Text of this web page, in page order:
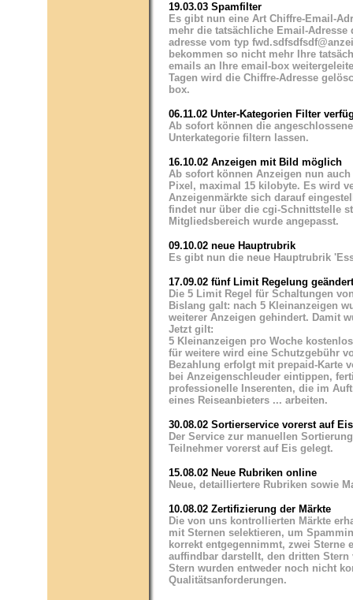
19.03.03 Spamfilter
Es gibt nun eine Art Chiffre-Email-
mehr die tatsächliche Email-
adresse vom typ
bekommen so nicht mehr Ihre
emails an Ihre email-box
Tagen wird die Chiffre-Adresse
box.
06.11.02 Unter-Kategorien Filter
Ab sofort können die
Unterkategorie filtern lassen.
16.10.02 Anzeigen mit Bild möglich
Ab sofort können Anzeigen nun
Pixel, maximal 15 kilobyte. Es wird
Anzeigenmärkte sich darauf
findet nur über die cgi-Schnittstelle
Mitgliedsbereich wurde angepasst.
09.10.02 neue Hauptrubrik
Es gibt nun die neue Hauptrubrik
17.09.02 fünf Limit Regelung geändert
Die 5 Limit Regel für Schaltungen
Bislang galt: nach 5 Kleinanzeigen
weiterer Anzeigen gehindert. Damit
Jetzt gilt:
5 Kleinanzeigen pro Woche
für weitere wird eine Schutzgebühr
Bezahlung erfolgt mit prepaid-Karte
bei Anzeigenschleuder eintippen,
professionelle Inserenten, die im
eines Reiseanbieters ... arbeiten.
30.08.02 Sortierservice vorerst auf
Der Service zur manuellen
Teilnehmer vorerst auf Eis gelegt.
15.08.02 Neue Rubriken online
Neue, detailliertere Rubriken sowie
10.08.02 Zertifizierung der Märkte
Die von uns kontrollierten Märkte
mit Sternen selektieren, um
korrekt entgegennimmt, zwei Sterne
auffindbar darstellt, den dritten Stern
Stern wurden entweder noch nicht
Qualitätsanforderungen.